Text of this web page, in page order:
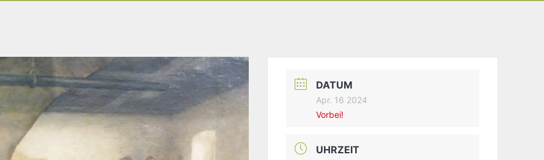
DATUM
Apr. 16 2024
Vorbei!
UHRZEIT